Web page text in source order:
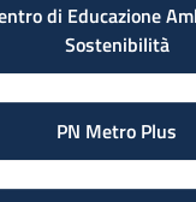
di Educazione
Sostenibilità
PN Metro Plus